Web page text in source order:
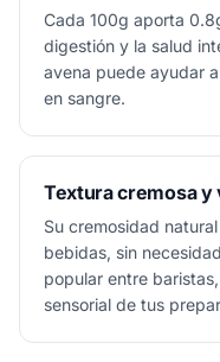
Cada 100g aporta
digestión y la salud
avena puede ayudar
en sangre.
Textura cremosa y
Su cremosidad
bebidas, sin
popular entre
sensorial de tus